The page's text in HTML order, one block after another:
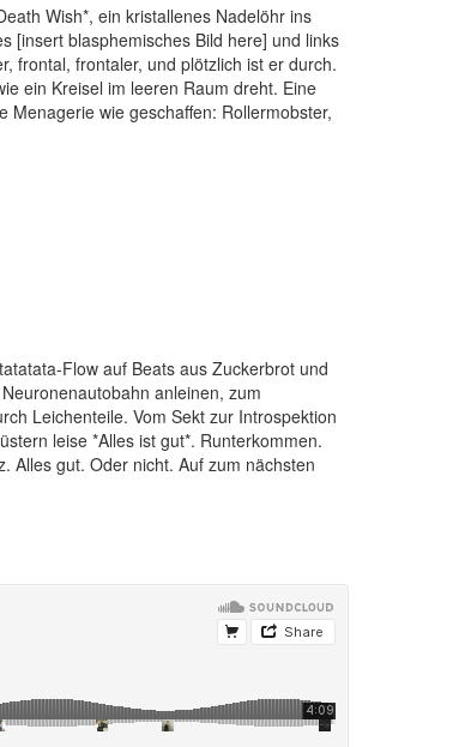
Wish*, ein kristallenes Nadelöhr ins
[insert blasphemisches Bild here] und links
frontal, frontaler, und plötzlich ist er durch.
ein Kreisel im leeren Raum dreht. Eine
wie geschaffen: Rollermobster,
Flow auf Beats aus Zuckerbrot und
anleinen, zum
Leichenteile. Vom Sekt zur Introspektion
leise *Alles ist gut*. Runterkommen.
Alles gut. Oder nicht. Auf zum nächsten